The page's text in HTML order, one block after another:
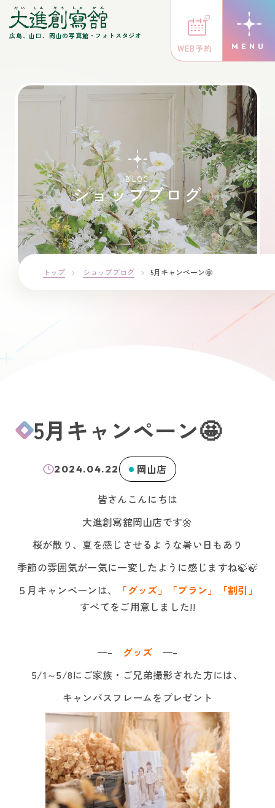
広島、山口、岡山の写真館・フォトスタジオ
WEB予約
BLOG
ショップブログ
トップ ショップブログ 5月キャンペーン🤩
5月キャンペーン🤩
2024.04.22 岡山店
皆さんこんにちは
大進創寫舘岡山店です🌼
桜が散り、夏を感じさせるような暑い日もあり
季節の雰囲気が一気に一変したように感じますね🍃🍃
５月キャンペーンは、
「グッズ」「プラン」「割引」
すべてをご用意しました!!
—– グッズ —–
5/1～5/8にご家族・ご兄弟撮影された方には、
キャンバスフレームをプレゼント